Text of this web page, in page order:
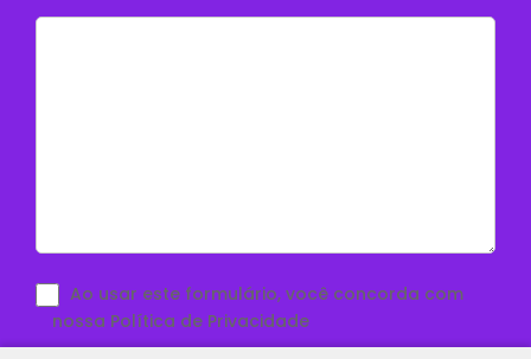
Ao usar este formulário, você concorda com
nossa Política de Privacidade